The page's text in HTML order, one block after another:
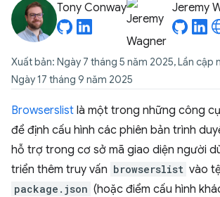
Tony Conway Jeremy
Xuất bản: Ngày 7 tháng 5 năm 2025, Lần cập
Ngày 17 tháng 9 năm 2025
Browserslist là một trong những công
để định cấu hình các phiên bản trình
hỗ trợ trong cơ sở mã giao diện người
triển thêm truy vấn browserslist vào
package.json (hoặc điểm cấu hình